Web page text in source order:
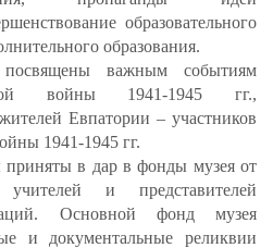
образовательного
образования.
важным событиям
войны 1941-1945 гг.,
Евпатории – участников
1941-1945 гг.
в дар в фонды музея от
и представителей
Основной фонд музея
и документальные реликвии